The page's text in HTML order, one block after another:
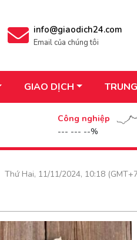
info@giaodich24.com
Email của chúng tôi
GIAO DỊCH
Công nghiệp
--- --- --%
Thứ Hai, 11/11/2024, 10:18